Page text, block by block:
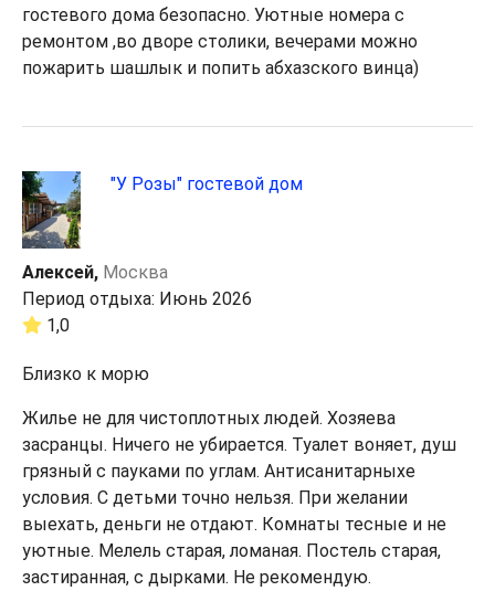
гостевого дома безопасно. Уютные номера с
ремонтом ,во дворе столики, вечерами можно
пожарить шашлык и попить абхазского винца)
"У Розы" гостевой дом
Алексей, Москва
Период отдыха: Июнь 2026
1,0
Близко к морю
Жилье не для чистоплотных людей. Хозяева
засранцы. Ничего не убирается. Туалет воняет, душ
грязный с пауками по углам. Антисанитарныхе
условия. С детьми точно нельзя. При желании
выехать, деньги не отдают. Комнаты тесные и не
уютные. Мелель старая, ломаная. Постель старая,
застиранная, с дырками. Не рекомендую.